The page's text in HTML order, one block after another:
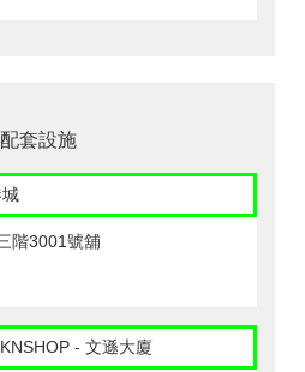
套設施
階3001號舖
- 文遜大廈